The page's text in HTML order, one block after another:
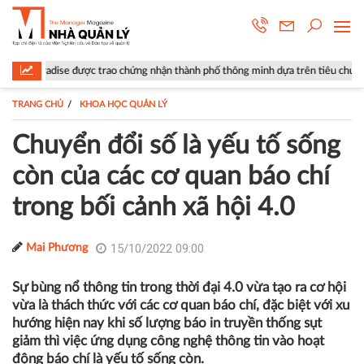
chứng nhận thành phố thông minh dựa trên tiêu chuẩn ISO 37122
TRANG CHỦ KHOA HỌC QUẢN LÝ
Chuyển đổi số là yếu tố sống
còn của các cơ quan báo chí
trong bối cảnh xã hội 4.0
Mai Phương 15/10/2022 09:00
Sự bùng nổ thông tin trong thời đại 4.0 vừa tạo ra cơ hội
vừa là thách thức với các cơ quan báo chí, đặc biệt với xu
hướng hiện nay khi số lượng báo in truyền thống sụt
giảm thì việc ứng dụng công nghệ thông tin vào hoạt
động báo chí là yếu tố sống còn.